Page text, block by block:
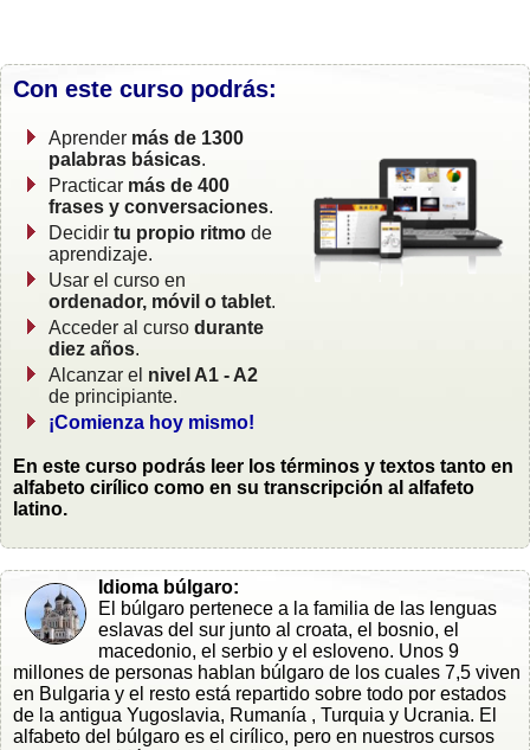
Con este curso podrás:
Aprender más de 1300
palabras básicas.
Practicar más de 400
frases y conversaciones.
Decidir tu propio ritmo de
aprendizaje.
Usar el curso en
ordenador, móvil o tablet.
Acceder al curso durante
diez años.
Alcanzar el nivel A1 - A2
de principiante.
¡Comienza hoy mismo!
En este curso podrás leer los términos y textos tanto en
alfabeto cirílico como en su transcripción al alfafeto
latino.
Idioma búlgaro:
El búlgaro pertenece a la familia de las lenguas
eslavas del sur junto al croata, el bosnio, el
macedonio, el serbio y el esloveno. Unos 9
millones de personas hablan búlgaro de los cuales 7,5 viven
en Bulgaria y el resto está repartido sobre todo por estados
de la antigua Yugoslavia, Rumanía , Turquia y Ucrania. El
alfabeto del búlgaro es el cirílico, pero en nuestros cursos